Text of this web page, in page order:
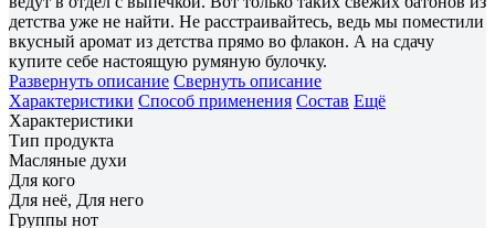
детства уже не найти. Не расстраивайтесь, ведь мы поместили
вкусный аромат из детства прямо во флакон. А на сдачу
купите себе настоящую румяную булочку.
Развернуть описание Свернуть описание
Характеристики Способ применения Состав Ещё
Характеристики
Тип продукта
Масляные духи
Для кого
Для неё, Для него
Группы нот